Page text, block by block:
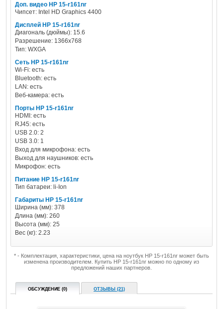
Доп. видео HP 15-r161nr
Чипсет: Intel HD Graphics 4400
Дисплей HP 15-r161nr
Диагональ (дюймы): 15.6
Разрешение: 1366x768
Тип: WXGA
Сеть HP 15-r161nr
Wi-Fi: есть
Bluetooth: есть
LAN: есть
Веб-камера: есть
Порты HP 15-r161nr
HDMI: есть
RJ45: есть
USB 2.0: 2
USB 3.0: 1
Вход для микрофона: есть
Выход для наушников: есть
Микрофон: есть
Питание HP 15-r161nr
Тип батареи: li-Ion
Габариты HP 15-r161nr
Ширина (мм): 378
Длина (мм): 260
Высота (мм): 25
Вес (кг): 2.23
* - Комплектация, характеристики, цена на ноутбук HP 15-r161nr может быть
изменена производителем. Купить HP 15-r161nr можно по одному из
предложений наших партнеров.
ОБСУЖДЕНИЕ (0) ОТЗЫВЫ (21)